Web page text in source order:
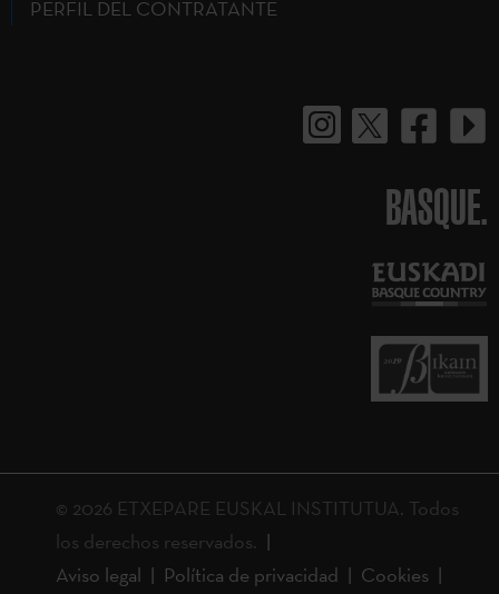
PERFIL DEL CONTRATANTE
BASQUE.
© 2026 ETXEPARE EUSKAL INSTITUTUA. Todos
los derechos reservados.
Aviso legal
Política de privacidad Cookies